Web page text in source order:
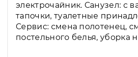
электрочайник. Санузел: с
тапочки, туалетные
Сервис: смена полотенец,
постельного белья, уборка